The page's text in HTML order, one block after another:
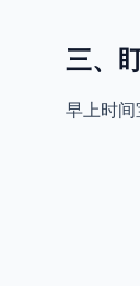
三、
早上时